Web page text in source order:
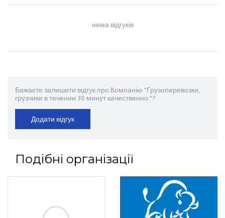
нема відгуків
Бажаєте залишити відгук про Компанію "Грузоперевозки,
грузчики в течении 30 минут качественно "?
Додати відгук
Подібні організації